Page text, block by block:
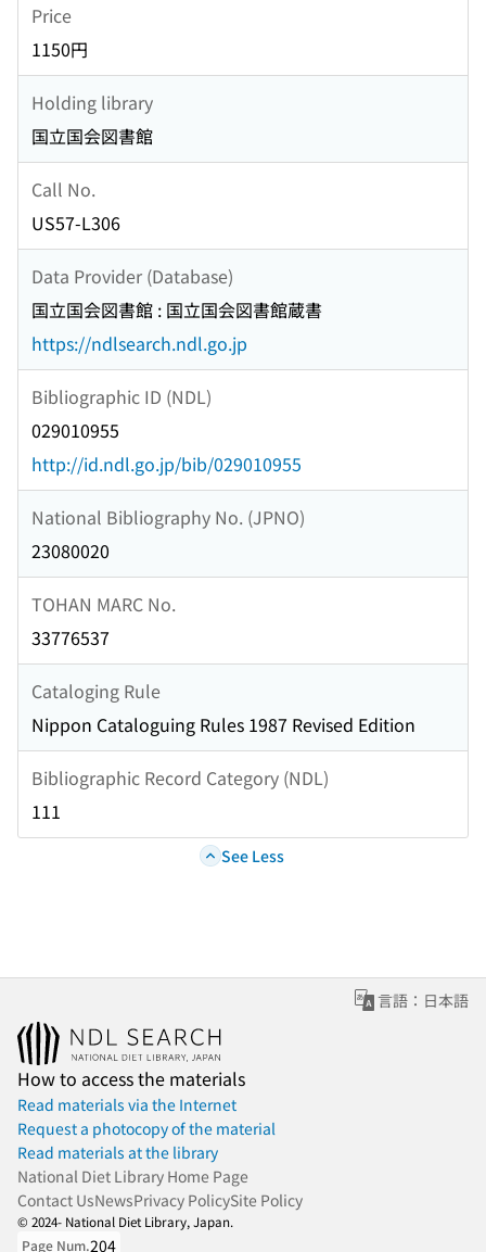
Price
1150円
Holding library
国立国会図書館
Call No.
US57-L306
Data Provider (Database)
国立国会図書館 : 国立国会図書館蔵書
https://ndlsearch.ndl.go.jp
Bibliographic ID (NDL)
029010955
http://id.ndl.go.jp/bib/029010955
National Bibliography No. (JPNO)
23080020
TOHAN MARC No.
33776537
Cataloging Rule
Nippon Cataloguing Rules 1987 Revised Edition
Bibliographic Record Category (NDL)
111
See Less
言語：日本語
How to access the materials
Read materials via the Internet
Request a photocopy of the material
Read materials at the library
National Diet Library Home Page
Contact UsNewsPrivacy PolicySite Policy
© 2024- National Diet Library, Japan.
Page Num.204